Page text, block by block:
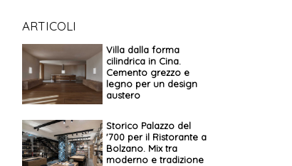
ARTICOLI
Villa dalla forma
cilindrica in Cina.
Cemento grezzo e
legno per un design
austero
Storico Palazzo del
'700 per il Ristorante a
Bolzano. Mix tra
moderno e tradizione